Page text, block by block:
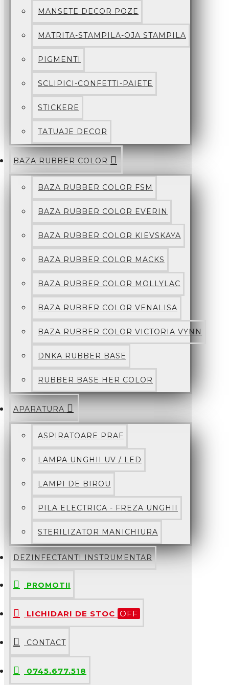
MANSETE DECOR POZE
MATRITA-STAMPILA-OJA STAMPILA
PIGMENTI
SCLIPICI-CONFETTI-PAIETE
STICKERE
TATUAJE DECOR
BAZA RUBBER COLOR
BAZA RUBBER COLOR FSM
BAZA RUBBER COLOR EVERIN
BAZA RUBBER COLOR KIEVSKAYA
BAZA RUBBER COLOR MACKS
BAZA RUBBER COLOR MOLLYLAC
BAZA RUBBER COLOR VENALISA
BAZA RUBBER COLOR VICTORIA VYNN
DNKA RUBBER BASE
RUBBER BASE HER COLOR
APARATURA
ASPIRATOARE PRAF
LAMPA UNGHII UV / LED
LAMPI DE BIROU
PILA ELECTRICA - FREZA UNGHII
STERILIZATOR MANICHIURA
DEZINFECTANTI INSTRUMENTAR
PROMOTII
LICHIDARI DE STOC OFF
CONTACT
0745.677.518